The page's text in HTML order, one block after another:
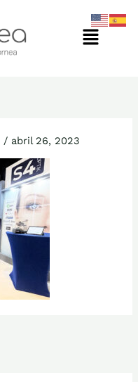
Menú
/ abril 26, 2023